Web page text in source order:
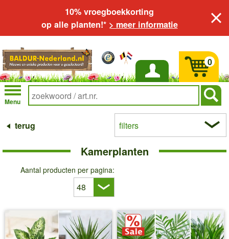
10% vroegboekkorting
op alle planten!* > meer informatie
Inloggen
Menu
0
terug filters
Kamerplanten
Aantal producten per pagina: